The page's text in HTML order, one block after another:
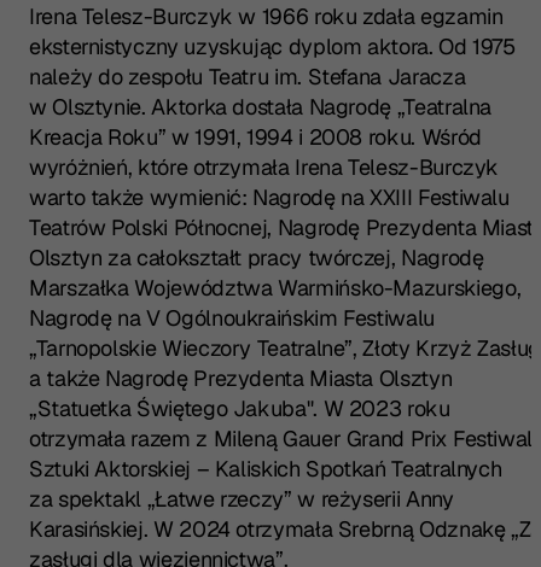
Irena Telesz-Burczyk w 1966 roku zdała egzamin
eksternistyczny uzyskując dyplom aktora. Od 1975
należy do zespołu Teatru im. Stefana Jaracza
w Olsztynie. Aktorka dostała Nagrodę „Teatralna
Kreacja Roku” w 1991, 1994 i 2008 roku. Wśród
wyróżnień, które otrzymała Irena Telesz-Burczyk
warto także wymienić: Nagrodę na XXIII Festiwalu
Teatrów Polski Północnej, Nagrodę Prezydenta
Olsztyn za całokształt pracy twórczej, Nagrodę
Marszałka Województwa Warmińsko-Mazurskiego,
Nagrodę na V Ogólnoukraińskim Festiwalu
„Tarnopolskie Wieczory Teatralne”, Złoty Krzyż
a także Nagrodę Prezydenta Miasta Olsztyn
„Statuetka Świętego Jakuba". W 2023 roku
otrzymała razem z Mileną Gauer Grand Prix
Sztuki Aktorskiej – Kaliskich Spotkań Teatralnych
za spektakl „Łatwe rzeczy” w reżyserii Anny
Karasińskiej. W 2024 otrzymała Srebrną Odznakę
zasługi dla więziennictwa”.